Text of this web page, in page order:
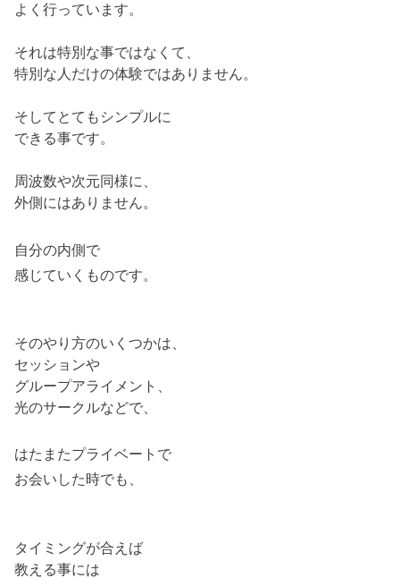
よく行っています。
それは特別な事ではなくて、
特別な人だけの体験ではありません。
そしてとてもシンプルに
できる事です。
周波数や次元同様に、
外側にはありません。
自分の内側で
感じていくものです。
そのやり方のいくつかは、
セッションや
グループアライメント、
光のサークルなどで、
はたまたプライベートで
お会いした時でも、
タイミングが合えば
教える事には